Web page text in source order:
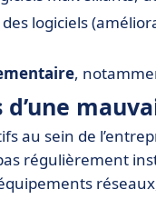
des logiciels
,
au sein de
régulièrement